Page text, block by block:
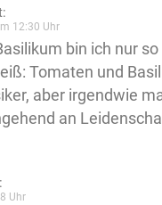
12:30 Uhr
bin ich nur
Tomaten und
aber irgendwie
an
Uhr